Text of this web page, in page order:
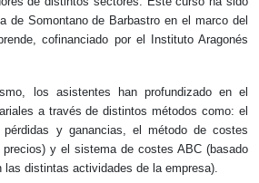
de Somontano de Barbastro en el marco del
cofinanciado por el Instituto Aragonés
los asistentes han profundizado en el
a través de distintos métodos como: el
y ganancias, el método de costes
y el sistema de costes ABC (basado
las distintas actividades de la empresa).